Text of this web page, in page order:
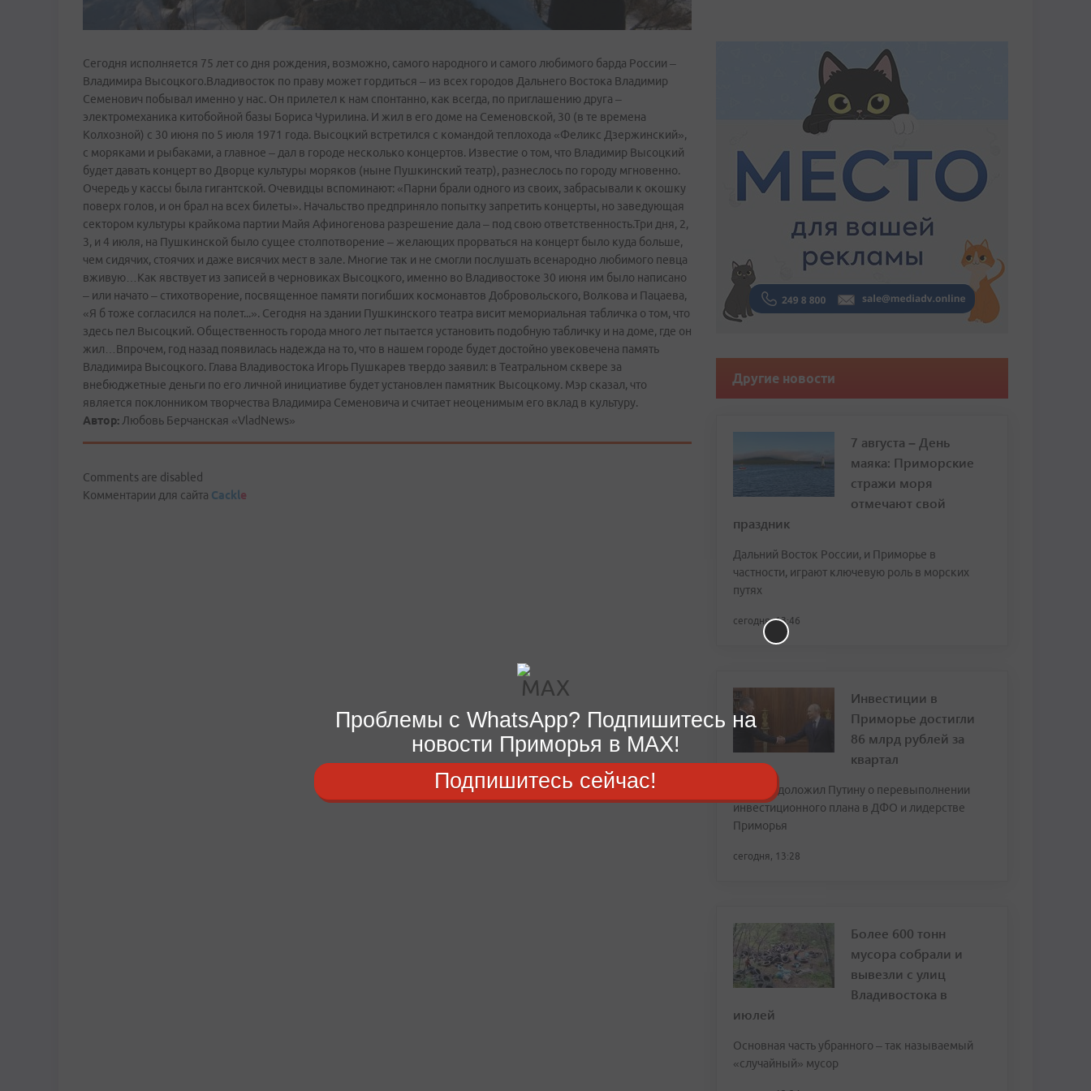
Сегодня исполняется 75 лет со дня рождения, возможно, самого народного и самого любимого барда России –
Владимира Высоцкого.Владивосток по праву может гордиться – из всех городов Дальнего Востока Владимир
Семенович побывал именно у нас. Он прилетел к нам спонтанно, как всегда, по приглашению друга –
электромеханика китобойной базы Бориса Чурилина. И жил в его доме на Семеновской, 30 (в те времена
Колхозной) с 30 июня по 5 июля 1971 года. Высоцкий встретился с командой теплохода «Феликс Дзержинский»,
с моряками и рыбаками, а главное – дал в городе несколько концертов. Известие о том, что Владимир Высоцкий
будет давать концерт во Дворце культуры моряков (ныне Пушкинский театр), разнеслось по городу мгновенно.
Очередь у кассы была гигантской. Очевидцы вспоминают: «Парни брали одного из своих, забрасывали к окошку
поверх голов, и он брал на всех билеты». Начальство предприняло попытку запретить концерты, но заведующая
сектором культуры крайкома партии Майя Афиногенова разрешение дала – под свою ответственность.Три дня, 2,
3, и 4 июля, на Пушкинской было сущее столпотворение – желающих прорваться на концерт было куда больше,
чем сидячих, стоячих и даже висячих мест в зале. Многие так и не смогли послушать всенародно любимого певца
вживую…Как явствует из записей в черновиках Высоцкого, именно во Владивостоке 30 июня им было написано
– или начато – стихотворение, посвященное памяти погибших космонавтов Добровольского, Волкова и Пацаева,
«Я б тоже согласился на полет...». Сегодня на здании Пушкинского театра висит мемориальная табличка о том, что
здесь пел Высоцкий. Общественность города много лет пытается установить подобную табличку и на доме, где он
жил…Впрочем, год назад появилась надежда на то, что в нашем городе будет достойно увековечена память
Владимира Высоцкого. Глава Владивостока Игорь Пушкарев твердо заявил: в Театральном сквере за
внебюджетные деньги по его личной инициативе будет установлен памятник Высоцкому. Мэр сказал, что
является поклонником творчества Владимира Семеновича и считает неоценимым его вклад в культуру.
Автор: Любовь Берчанская «VladNews»
Comments are disabled
Комментарии для сайта Cackle
Другие новости
7 августа – День
маяка: Приморские
стражи моря
отмечают свой
праздник
Дальний Восток России, и Приморье в
частности, играют ключевую роль в морских
путях
сегодня, 13:46
Инвестиции в
Приморье достигли
86 млрд рублей за
квартал
Трутнев доложил Путину о перевыполнении
инвестиционного плана в ДФО и лидерстве
Приморья
сегодня, 13:28
Более 600 тонн
мусора собрали и
вывезли с улиц
Владивостока в
июлей
Основная часть убранного – так называемый
«случайный» мусор
Проблемы с WhatsApp? Подпишитесь на
новости Приморья в MAX!
Подпишитесь сейчас!